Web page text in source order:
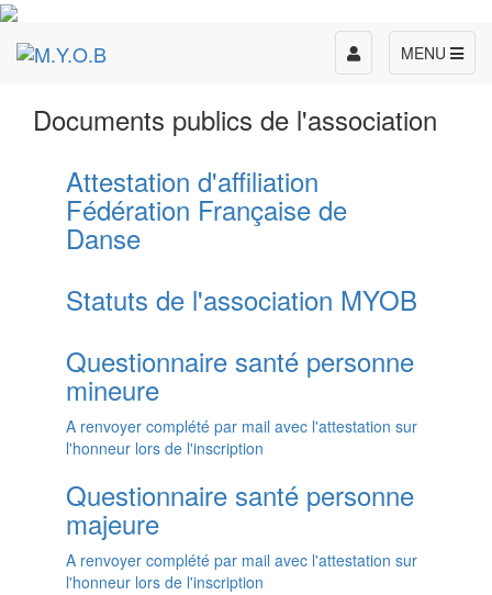
MENU
Toggle
navigation
Documents publics de l'association
Attestation d'affiliation
Fédération Française de
Danse
Statuts de l'association MYOB
Questionnaire santé personne
mineure
A renvoyer complété par mail avec l'attestation sur
l'honneur lors de l'inscription
Questionnaire santé personne
majeure
A renvoyer complété par mail avec l'attestation sur
l'honneur lors de l'inscription